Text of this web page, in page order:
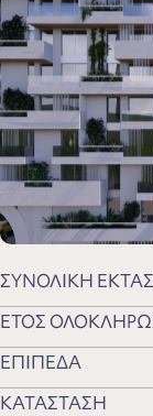
ΣΥΝΟΛΙΚΗ
ΕΤΟΣ
ΕΠΙΠΕΔΑ
ΚΑΤΑΣΤΑΣΗ